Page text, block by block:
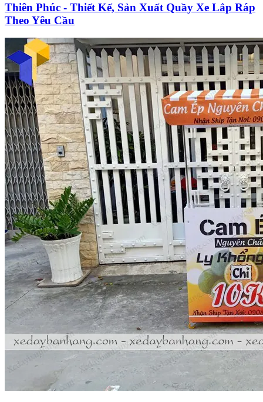
Thiên Phúc - Thiết Kế, Sản Xuất Quầy Xe Lắp Ráp
Theo Yêu Cầu